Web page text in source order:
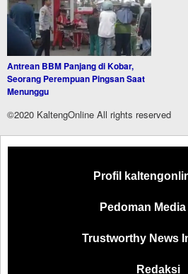
Antrean BBM Panjang di Kobar,
Seorang Perempuan Pingsan Saat
Menunggu
©2020 KaltengOnline All rights reserved
Profil
Pedoman
Trustworthy News
Redaksi